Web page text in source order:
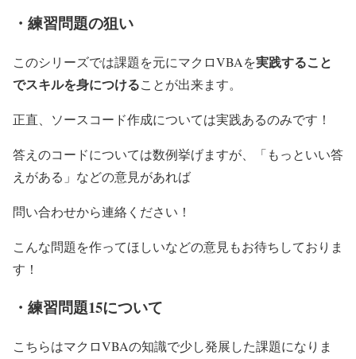
・練習問題の狙い
このシリーズでは課題を元にマクロVBAを実践すること
でスキルを身につけることが出来ます。
正直、ソースコード作成については実践あるのみです！
答えのコードについては数例挙げますが、「もっといい答
えがある」などの意見があれば
問い合わせから連絡ください！
こんな問題を作ってほしいなどの意見もお待ちしておりま
す！
・練習問題15について
こちらはマクロVBAの知識で少し発展した課題になりま